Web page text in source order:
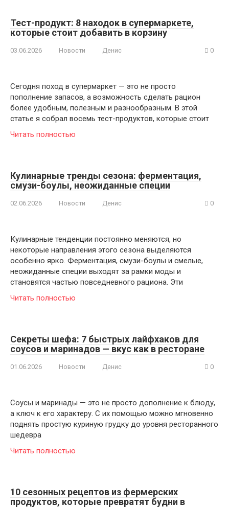
Тест-продукт: 8 находок в супермаркете,
которые стоит добавить в корзину
03.06.2026 Новости Денис 0
Сегодня поход в супермаркет — это не просто
пополнение запасов, а возможность сделать рацион
более удобным, полезным и разнообразным. В этой
статье я собрал восемь тест-продуктов, которые стоит
Читать полностью
Кулинарные тренды сезона: ферментация,
смузи-боулы, неожиданные специи
02.06.2026 Новости Денис 0
Кулинарные тенденции постоянно меняются, но
некоторые направления этого сезона выделяются
особенно ярко. Ферментация, смузи-боулы и смелые,
неожиданные специи выходят за рамки моды и
становятся частью повседневного рациона. Эти
Читать полностью
Секреты шефа: 7 быстрых лайфхаков для
соусов и маринадов — вкус как в ресторане
01.06.2026 Новости Денис 0
Соусы и маринады — это не просто дополнение к блюду,
а ключ к его характеру. С их помощью можно мгновенно
поднять простую куриную грудку до уровня ресторанного
шедевра
Читать полностью
10 сезонных рецептов из фермерских
продуктов, которые превратят будни в